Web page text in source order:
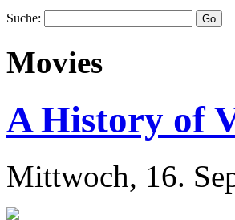
Suche:
Movies
A History of
Mittwoch, 16.